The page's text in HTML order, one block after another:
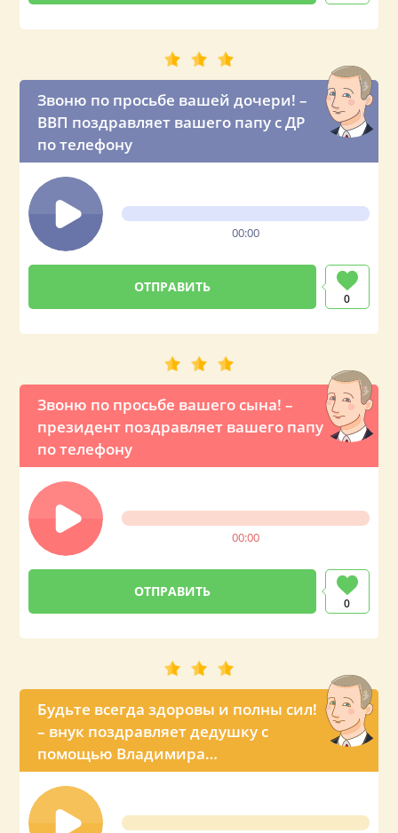
Звоню по просьбе вашей дочери! –
ВВП поздравляет вашего папу с ДР
по телефону
00:00
0
Звоню по просьбе вашего сына! –
президент поздравляет вашего папу
по телефону
00:00
0
Будьте всегда здоровы и полны сил!
– внук поздравляет дедушку с
помощью Владимира
Владимировича